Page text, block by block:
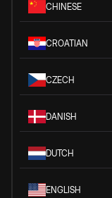
CHINESE
CROATIAN
CZECH
DANISH
DUTCH
ENGLISH